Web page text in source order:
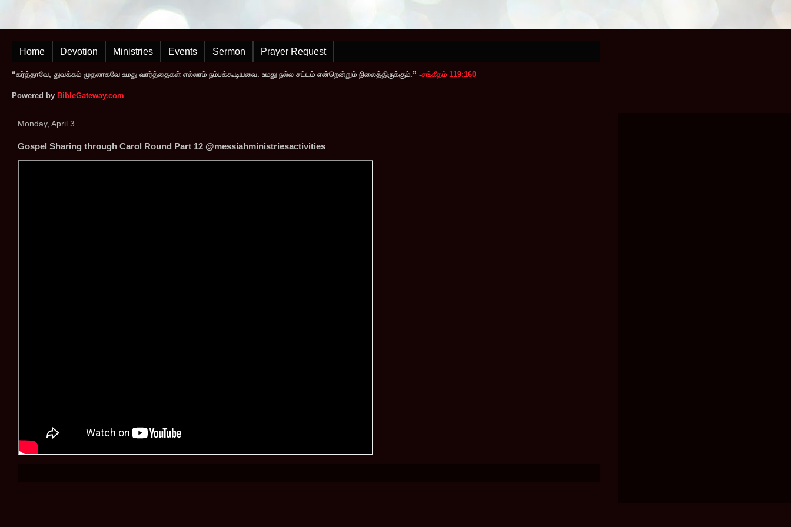
Home Devotion Ministries Events Sermon Prayer Request
“கர்த்தாவே, துவக்கம் முதலாகவே உமது வார்த்தைகள் எல்லாம் நம்பக்கூடியவை. உமது நல்ல சட்டம் என்றென்றும் நிலைத்திருக்கும்.” -சங்கீதம் 119:160
Powered by BibleGateway.com
Monday, April 3
Gospel Sharing through Carol Round Part 12 @messiahministriesactivities